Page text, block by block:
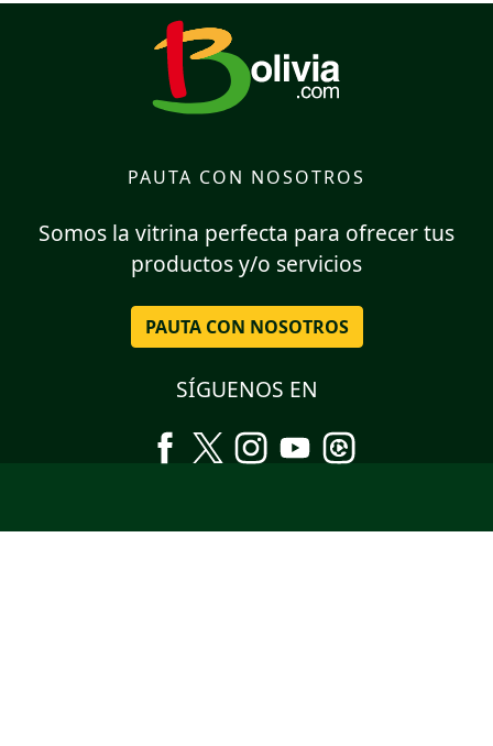
PAUTA CON NOSOTROS
Somos la vitrina perfecta para ofrecer tus
productos y/o servicios
PAUTA CON NOSOTROS
SÍGUENOS EN